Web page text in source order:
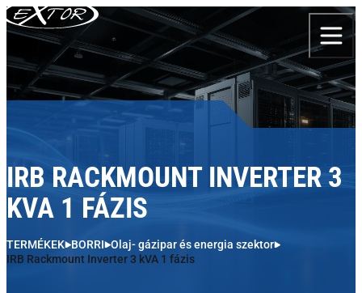
Skip to content
IRB RACKMOUNT INVERTER 3
KVA 1 FÁZIS
TERMÉKEK BORRI Olaj- gázipar és energia szektor
IRB Rackmount Inverter 3 kVA 1 fázis